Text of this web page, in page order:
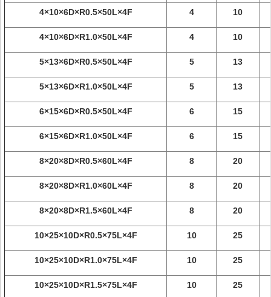
4×10×6D×R0.5×50L×4F 4 10
4×10×6D×R1.0×50L×4F 4 10
5×13×6D×R0.5×50L×4F 5 13
5×13×6D×R1.0×50L×4F 5 13
6×15×6D×R0.5×50L×4F 6 15
6×15×6D×R1.0×50L×4F 6 15
8×20×8D×R0.5×60L×4F 8 20
8×20×8D×R1.0×60L×4F 8 20
8×20×8D×R1.5×60L×4F 8 20
10×25×10D×R0.5×75L×4F 10 25
10×25×10D×R1.0×75L×4F 10 25
10×25×10D×R1.5×75L×4F 10 25